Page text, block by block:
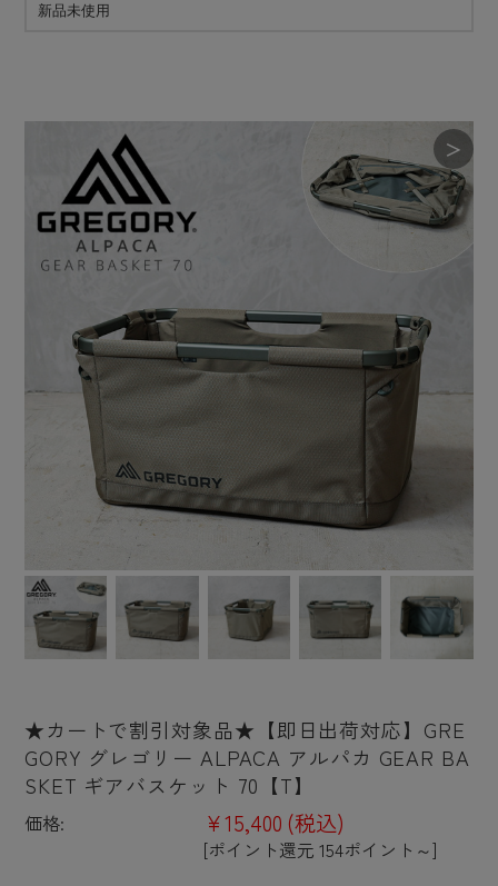
新品未使用
＞
★カートで割引対象品★【即日出荷対応】GRE
GORY グレゴリー ALPACA アルパカ GEAR BA
SKET ギアバスケット 70【T】
価格: ¥15,400 (税込)
[ポイント還元 154ポイント～]